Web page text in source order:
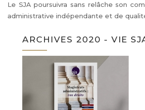
Le SJA poursuivra sans relâche son
administrative indépendante et de
ARCHIVES 2020 - VIE